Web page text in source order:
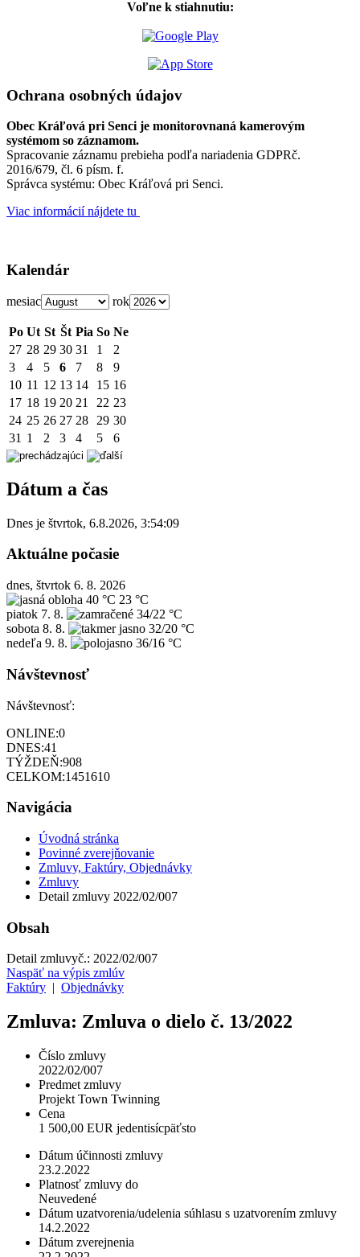
Voľne k stiahnutiu:
Ochrana osobných údajov
Obec Kráľová pri Senci je monitorovnaná kamerovým
systémom so záznamom.
Spracovanie záznamu prebieha podľa nariadenia GDPRč.
2016/679, čl. 6 písm. f.
Správca systému: Obec Kráľová pri Senci.
Viac informácií nájdete tu
Kalendár
mesiac rok
Po Ut St Št Pia So Ne
27 28 29 30 31 1
2
3
4 5 6 7 8
9
10 11 12 13 14 15 16
17 18 19 20 21 22 23
24 25 26 27 28 29 30
31 1 2 3 4 5 6
Dátum a čas
Dnes je štvrtok, 6.8.2026, 3:54:09
Aktuálne počasie
dnes, štvrtok 6. 8. 2026
40 °C 23 °C
piatok 7. 8.
34/22 °C
sobota 8. 8.
32/20 °C
nedeľa 9. 8. 36/16 °C
Návštevnosť
Návštevnosť:
ONLINE:0
DNES:41
TÝŽDEŇ:908
CELKOM:1451610
Navigácia
Úvodná stránka
Povinné zverejňovanie
Zmluvy, Faktúry, Objednávky
Zmluvy
Detail zmluvy 2022/02/007
Obsah
Detail zmluvyč.: 2022/02/007
Naspäť na výpis zmlúv
Faktúry
Objednávky
Zmluva: Zmluva o dielo č. 13/2022
Číslo zmluvy
2022/02/007
Predmet zmluvy
Projekt Town Twinning
Cena
1 500,00 EUR jedentisícpäťsto
Dátum účinnosti zmluvy
23.2.2022
Platnosť zmluvy do
Neuvedené
Dátum uzatvorenia/udelenia súhlasu s uzatvorením zmluvy
14.2.2022
Dátum zverejnenia